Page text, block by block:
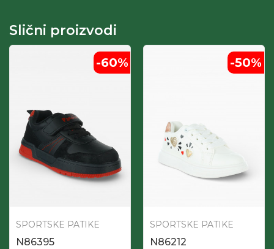
Slični proizvodi
-60%
SPORTSKE PATIKE
N86395
-50%
SPORTSKE PATIKE
N86212